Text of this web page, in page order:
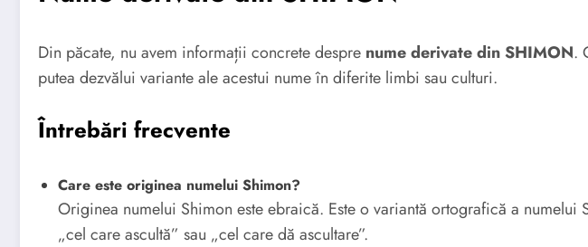
Din păcate, nu avem informații concrete despre nume derivate din SHIMON.
putea dezvălui variante ale acestui nume în diferite limbi sau culturi.
Întrebări frecvente
Care este originea numelui Shimon?
Originea numelui Shimon este ebraică. Este o variantă ortografică a numelui
„cel care ascultă” sau „cel care dă ascultare”.